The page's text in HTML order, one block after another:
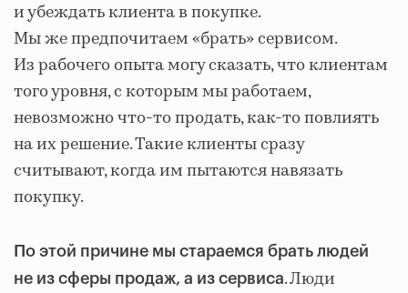
и убеждать клиента в покупке.
Мы же предпочитаем «брать» сервисом.
Из рабочего опыта могу сказать, что клиентам
того уровня, с которым мы работаем,
невозможно что-то продать, как-то повлиять
на их решение. Такие клиенты сразу
считывают, когда им пытаются навязать
покупку.
По этой причине мы стараемся брать людей
не из сферы продаж, а из сервиса. Люди